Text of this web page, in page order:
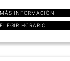
MÁS INFORMACIÓN
ELEGIR HORARIO